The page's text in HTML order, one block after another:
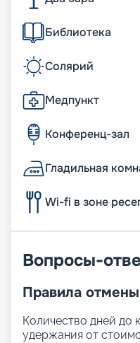
Библиотека
Солярий
Медпункт
Конференц-зал
Гладильная
Wi-fi в зоне
Вопросы-
Правила
Количество дней до
удержания от